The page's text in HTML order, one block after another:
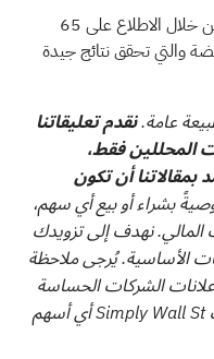
خلال الاطلاع على 65
والتي تحقق نتائج جيدة
نقدم تعليقاتنا
المحللين فقط،
بمقالاتنا أن تكون
بشراء أو بيع أي سهم،
المالي. نهدف إلى تزويدك
الأساسية. يُرجى ملاحظة
إعلانات الشركات الحساسة
للسعر أو المعلومات النوعية. لا تمتلك Simply Wall St أي أسهم